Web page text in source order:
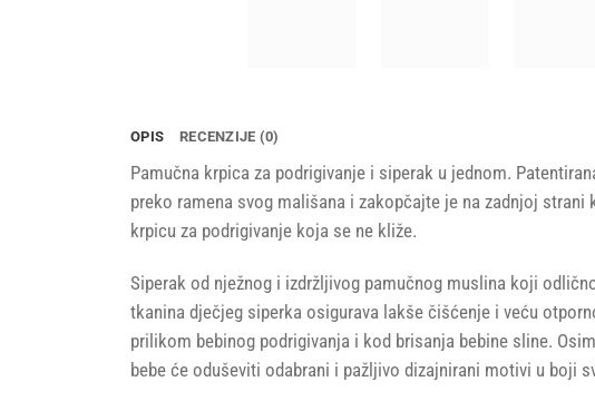
OPIS RECENZIJE (0)
Pamučna krpica za podrigivanje i siperak u jednom.
preko ramena svog mališana i zakopčajte je na zadnjoj
krpicu za podrigivanje koja se ne kliže.
Siperak od nježnog i izdržljivog pamučnog muslina koji
tkanina dječjeg siperka osigurava lakše čišćenje i veću
prilikom bebinog podrigivanja i kod brisanja bebine sline.
bebe će oduševiti odabrani i pažljivo dizajnirani motivi u boji